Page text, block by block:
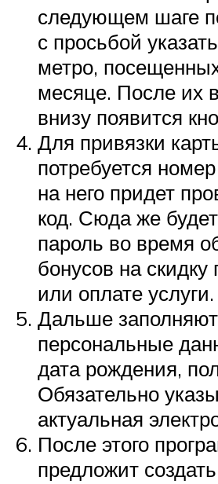
следующем шаге
с просьбой
метро,
месяце. После их
внизу появится
Для привязки
потребуется
на него придет
код. Сюда же
пароль во время
бонусов на скидку
или оплате услуги.
Дальше
персональные
дата рождения,
Обязательно
актуальная
После этого
предложит